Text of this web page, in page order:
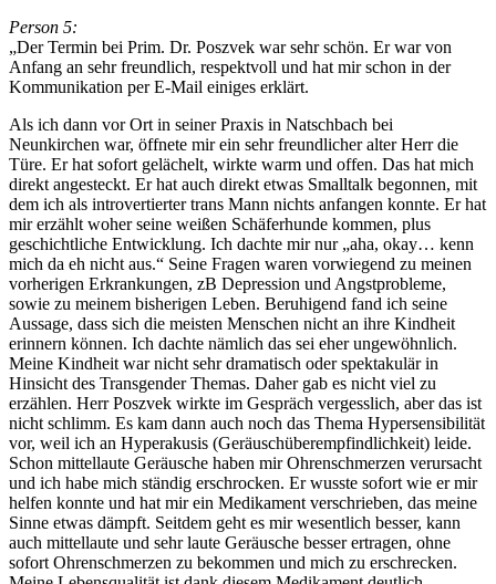
Person 5:
„Der Termin bei Prim. Dr. Poszvek war sehr schön. Er war von
Anfang an sehr freundlich, respektvoll und hat mir schon in der
Kommunikation per E-Mail einiges erklärt.
Als ich dann vor Ort in seiner Praxis in Natschbach bei
Neunkirchen war, öffnete mir ein sehr freundlicher alter Herr die
Türe. Er hat sofort gelächelt, wirkte warm und offen. Das hat mich
direkt angesteckt. Er hat auch direkt etwas Smalltalk begonnen, mit
dem ich als introvertierter trans Mann nichts anfangen konnte. Er hat
mir erzählt woher seine weißen Schäferhunde kommen, plus
geschichtliche Entwicklung. Ich dachte mir nur „aha, okay… kenn
mich da eh nicht aus.“ Seine Fragen waren vorwiegend zu meinen
vorherigen Erkrankungen, zB Depression und Angstprobleme,
sowie zu meinem bisherigen Leben. Beruhigend fand ich seine
Aussage, dass sich die meisten Menschen nicht an ihre Kindheit
erinnern können. Ich dachte nämlich das sei eher ungewöhnlich.
Meine Kindheit war nicht sehr dramatisch oder spektakulär in
Hinsicht des Transgender Themas. Daher gab es nicht viel zu
erzählen. Herr Poszvek wirkte im Gespräch vergesslich, aber das ist
nicht schlimm. Es kam dann auch noch das Thema Hypersensibilität
vor, weil ich an Hyperakusis (Geräuschüberempfindlichkeit) leide.
Schon mittellaute Geräusche haben mir Ohrenschmerzen verursacht
und ich habe mich ständig erschrocken. Er wusste sofort wie er mir
helfen konnte und hat mir ein Medikament verschrieben, das meine
Sinne etwas dämpft. Seitdem geht es mir wesentlich besser, kann
auch mittellaute und sehr laute Geräusche besser ertragen, ohne
sofort Ohrenschmerzen zu bekommen und mich zu erschrecken.